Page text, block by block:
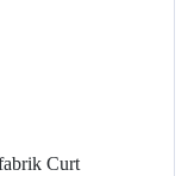
Curt